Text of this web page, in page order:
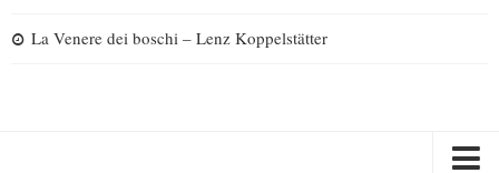
La Venere dei boschi – Lenz Koppelstätter